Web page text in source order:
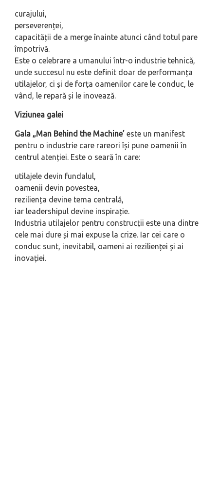
curajului,
perseverenței,
capacității de a merge înainte atunci când totul pare
împotrivă.
Este o celebrare a umanului într-o industrie tehnică,
unde succesul nu este definit doar de performanța
utilajelor, ci și de forța oamenilor care le conduc, le
vând, le repară și le inovează.
Viziunea galei
Gala „Man Behind the Machine’ este un manifest
pentru o industrie care rareori își pune oamenii în
centrul atenției. Este o seară în care:
utilajele devin fundalul,
oamenii devin povestea,
reziliența devine tema centrală,
iar leadershipul devine inspirație.
Industria utilajelor pentru construcții este una dintre
cele mai dure și mai expuse la crize. Iar cei care o
conduc sunt, inevitabil, oameni ai rezilienței și ai
inovației.